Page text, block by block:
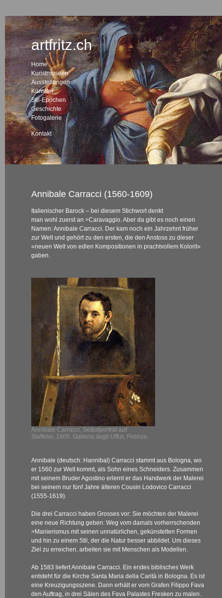
artfritz.ch
Home
Kunstmuseen
Ausstellungen
Künstler
Stil-Epochen
Geschichte
Fotogalerie
Kontakt
Annibale Carracci (1560-1609)
Italienischer Barock – bei diesem Stichwort denkt
man wohl zuerst an >Caravaggio. Aber da gibt es noch einen
Namen: Annibale Carracci. Der kam noch ein Jahrzehnt früher
zur Welt und gehört zu den ersten, die den Anstoss zu dieser
«neuen Welt von edlen Kompositionen in prachtvollem Kolorit»
gaben.
Annibale Carracci, Selbstporträt auf
Staffelei, 1605. Galleria degli Uffizi, Firenze.
Annibale (deutsch: Hannibal) Carracci stammt aus Bologna, wo
er 1560 zur Welt kommt, als Sohn eines Schneiders. Zusammen
mit seinem Bruder Agostino erlernt er das Handwerk der Malerei
bei seinem nur fünf Jahre älteren Cousin Lodovico Carracci
(1555-1619).
Die drei Carracci haben Grosses vor: Sie möchten der Malerei
eine neue Richtung geben: Weg vom damals vorherrschenden
>Manierismus mit seinen unnatürlichen, gekünstelten Formen
und hin zu einem Stil, der die Natur besser abbildet. Um dieses
Ziel zu erreichen, arbeiten sie mit Menschen als Modellen.
Ab 1583 liefert Annibale Carracci. Ein erstes biblisches Werk
entsteht für die Kirche Santa Maria della Carità in Bologna. Es ist
eine Kreuzigungsszene. Dann erhält er vom Grafen Filippo Fava
den Auftrag, in drei Sälen des Fava Palastes Fresken zu malen.